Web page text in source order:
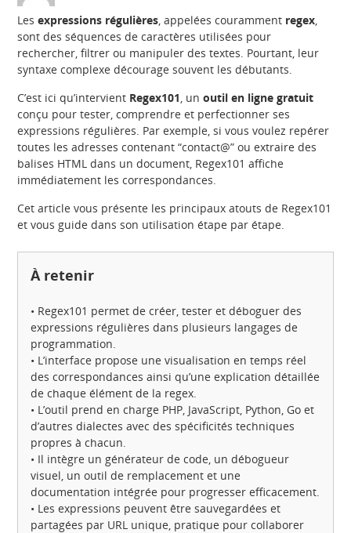
Lesexpressions régulières, appelées couramment regex,
sont des séquences de caractères utilisées pour
rechercher, filtrer ou manipuler des textes. Pourtant, leur
syntaxe complexe décourage souvent les débutants.
C’est ici qu’intervient Regex101, unoutil en ligne gratuit
conçu pour tester, comprendre et perfectionner ses
expressions régulières. Par exemple, si vous voulez repérer
toutes les adresses contenant “contact@” ou extraire des
balises HTML dans un document, Regex101 affiche
immédiatement les correspondances.
Cet article vous présente les principaux atouts de Regex101
et vous guide dans son utilisation étape par étape.
À retenir
• Regex101 permet de créer, tester et déboguer des
expressions régulières dans plusieurs langages de
programmation.
• L’interface propose une visualisation en temps réel
des correspondances ainsi qu’une explication détaillée
de chaque élément de la regex.
• L’outil prend en charge PHP, JavaScript, Python, Go et
d’autres dialectes avec des spécificités techniques
propres à chacun.
• Il intègre un générateur de code, un débogueur
visuel, un outil de remplacement et une
documentation intégrée pour progresser efficacement.
• Les expressions peuvent être sauvegardées et
partagées par URL unique, pratique pour collaborer